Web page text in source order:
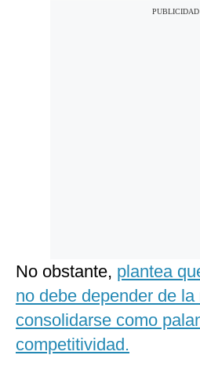
No obstante, plantea
no debe depender de
consolidarse como
competitividad.